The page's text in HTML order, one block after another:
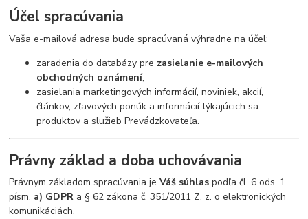
Účel spracúvania
Vaša e-mailová adresa bude spracúvaná výhradne na účel:
zaradenia do databázy pre zasielanie e-mailových
obchodných oznámení,
zasielania marketingových informácií, noviniek, akcií,
článkov, zľavových ponúk a informácií týkajúcich sa
produktov a služieb Prevádzkovateľa.
Právny základ a doba uchovávania
Právnym základom spracúvania jeVáš súhlas podľa čl. 6 ods. 1
písm. a) GDPR a § 62 zákona č. 351/2011 Z. z. o elektronických
komunikáciách.